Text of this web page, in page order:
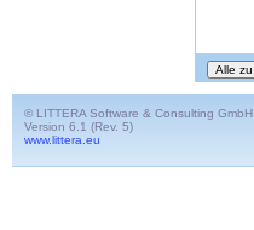
© LITTERA Software & Consulting GmbH
Version 6.1 (Rev. 5)
www.littera.eu